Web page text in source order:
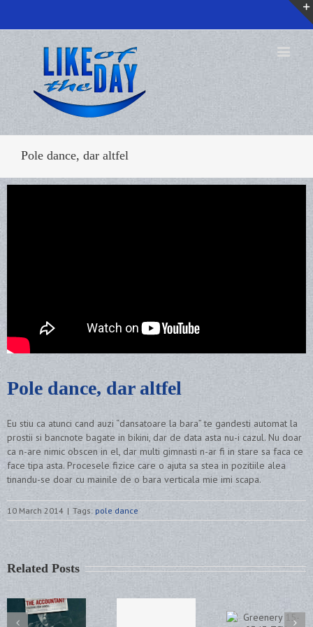
Pole dance, dar altfel
Pole dance, dar altfel
Eu stiu ca atunci cand auzi “dansatoare la bara” te gandesti automat la
prostii si bancnote bagate in bikini, dar de data asta nu-i cazul. Nu doar
ca n-are nimic obscen in el, dar multi gimnasti n-ar fi in stare sa faca ce
face tipa asta. Procesele fizice care o ajuta sa stea in pozitiile alea
tinandu-se doar cu mainile de o bara verticala mie imi scapa.
10 March 2014 | Tags: pole dance
Related Posts